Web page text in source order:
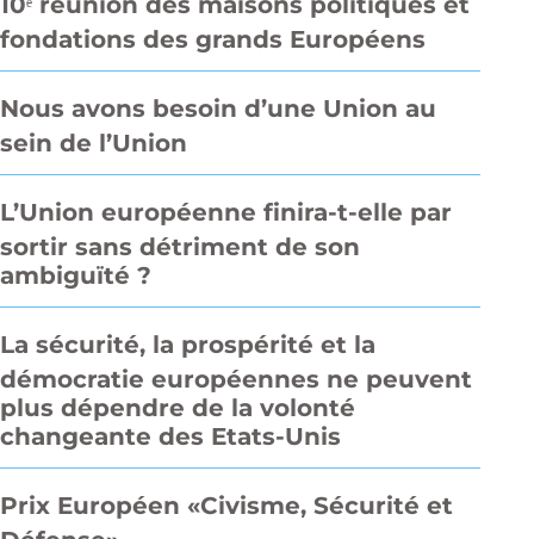
fondations des grands Européens
Nous avons besoin d’une Union au
sein de l’Union
L’Union européenne finira-t-elle par
sortir sans détriment de son
ambiguïté ?
La sécurité, la prospérité et la
démocratie européennes ne peuvent
plus dépendre de la volonté
changeante des Etats-Unis
Prix Européen «Civisme, Sécurité et